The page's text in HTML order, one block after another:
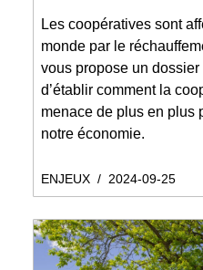
Les coopératives sont
monde par le
vous propose un
d’établir comment la
menace de plus en plus
notre économie.
ENJEUX / 2024-09-25